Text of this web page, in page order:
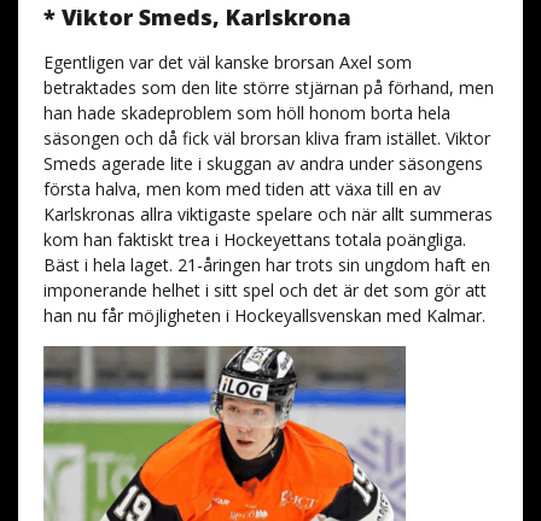
* Viktor Smeds, Karlskrona
Egentligen var det väl kanske brorsan Axel som
betraktades som den lite större stjärnan på förhand, men
han hade skadeproblem som höll honom borta hela
säsongen och då fick väl brorsan kliva fram istället. Viktor
Smeds agerade lite i skuggan av andra under säsongens
första halva, men kom med tiden att växa till en av
Karlskronas allra viktigaste spelare och när allt summeras
kom han faktiskt trea i Hockeyettans totala poängliga.
Bäst i hela laget. 21-åringen har trots sin ungdom haft en
imponerande helhet i sitt spel och det är det som gör att
han nu får möjligheten i Hockeyallsvenskan med Kalmar.